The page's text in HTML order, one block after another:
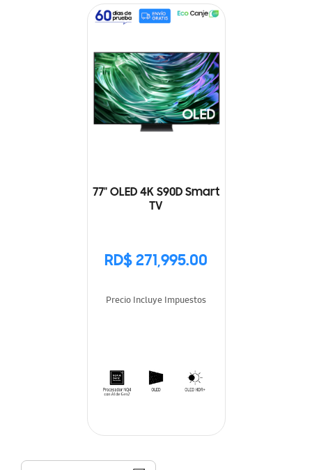
77" OLED 4K S90D Smart
TV
RD$ 271,995.00
Precio Incluye Impuestos